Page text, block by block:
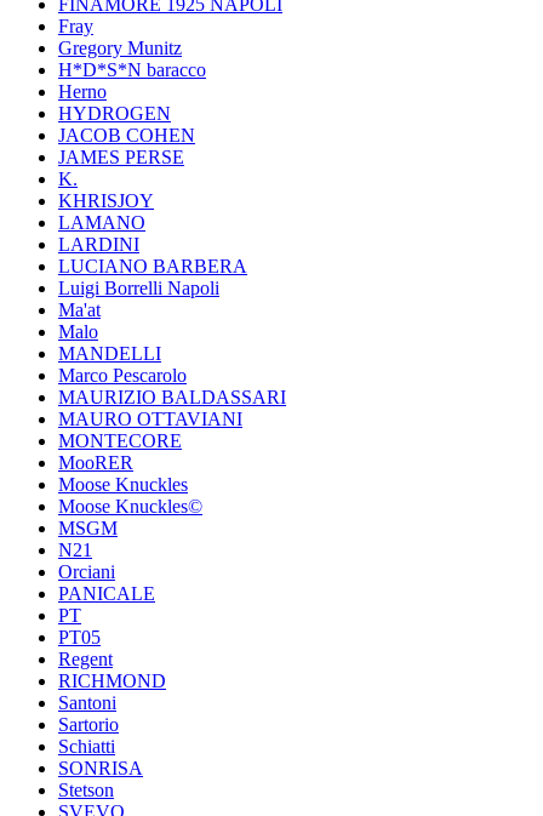
FINAMORE 1925 NAPOLI
Fray
Gregory Munitz
H*D*S*N baracco
Herno
HYDROGEN
JACOB COHEN
JAMES PERSE
K.
KHRISJOY
LAMANO
LARDINI
LUCIANO BARBERA
Luigi Borrelli Napoli
Ma'at
Malo
MANDELLI
Marco Pescarolo
MAURIZIO BALDASSARI
MAURO OTTAVIANI
MONTECORE
MooRER
Moose Knuckles
Moose Knuckles©️
MSGM
N21
Orciani
PANICALE
PT
PT05
Regent
RICHMOND
Santoni
Sartorio
Schiatti
SONRISA
Stetson
SVEVO